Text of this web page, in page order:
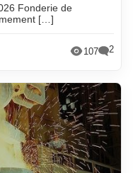
Fonderie de
[…]
107 2